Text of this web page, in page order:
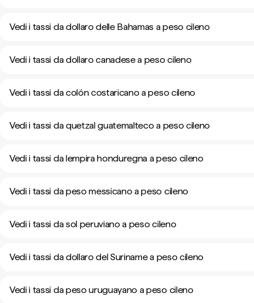
Vedi i tassi da dollaro delle Bahamas a peso cileno
Vedi i tassi da dollaro canadese a peso cileno
Vedi i tassi da colón costaricano a peso cileno
Vedi i tassi da quetzal guatemalteco a peso cileno
Vedi i tassi da lempira honduregna a peso cileno
Vedi i tassi da peso messicano a peso cileno
Vedi i tassi da sol peruviano a peso cileno
Vedi i tassi da dollaro del Suriname a peso cileno
Vedi i tassi da peso uruguayano a peso cileno